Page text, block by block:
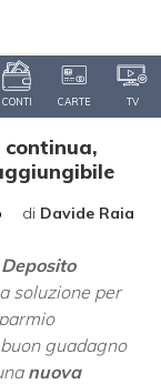
CONTI CARTE TV
continua,
di Davide Raia
Deposito
soluzione per
guadagno
nuova